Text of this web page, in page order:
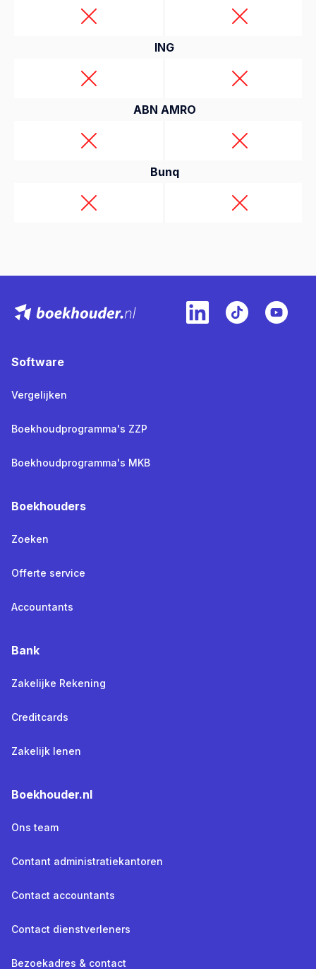
ING
ABN AMRO
Bunq
Software
Vergelijken
Boekhoudprogramma's ZZP
Boekhoudprogramma's MKB
Boekhouders
Zoeken
Offerte service
Accountants
Bank
Zakelijke Rekening
Creditcards
Zakelijk lenen
Boekhouder.nl
Ons team
Contant administratiekantoren
Contact accountants
Contact dienstverleners
Bezoekadres & contact